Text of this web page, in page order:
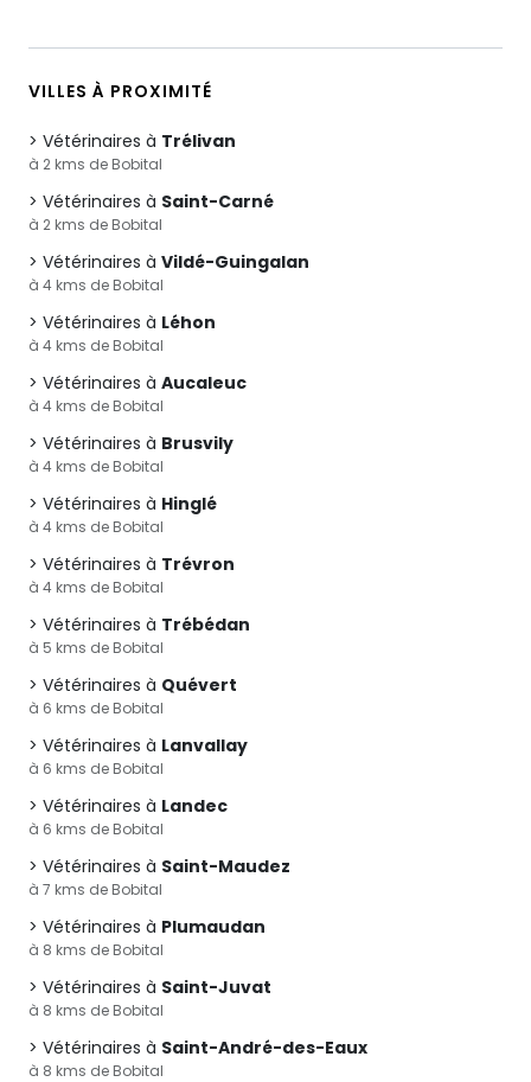
VILLES À PROXIMITÉ
Vétérinaires à Trélivan
à 2 kms de Bobital
Vétérinaires à Saint-Carné
à 2 kms de Bobital
Vétérinaires à Vildé-Guingalan
à 4 kms de Bobital
Vétérinaires à Léhon
à 4 kms de Bobital
Vétérinaires à Aucaleuc
à 4 kms de Bobital
Vétérinaires à Brusvily
à 4 kms de Bobital
Vétérinaires à Hinglé
à 4 kms de Bobital
Vétérinaires à Trévron
à 4 kms de Bobital
Vétérinaires à Trébédan
à 5 kms de Bobital
Vétérinaires à Quévert
à 6 kms de Bobital
Vétérinaires à Lanvallay
à 6 kms de Bobital
Vétérinaires à Landec
à 6 kms de Bobital
Vétérinaires à Saint-Maudez
à 7 kms de Bobital
Vétérinaires à Plumaudan
à 8 kms de Bobital
Vétérinaires à Saint-Juvat
à 8 kms de Bobital
Vétérinaires à Saint-André-des-Eaux
à 8 kms de Bobital